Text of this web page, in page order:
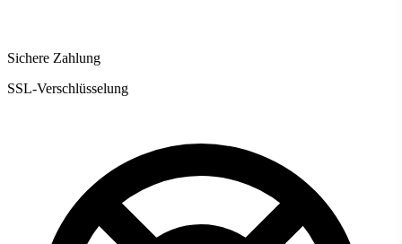
Sichere Zahlung
SSL-Verschlüsselung